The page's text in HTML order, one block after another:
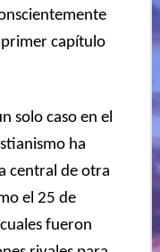
primer capítulo
solo caso en el
ha
central de otra
el 25 de
fueron